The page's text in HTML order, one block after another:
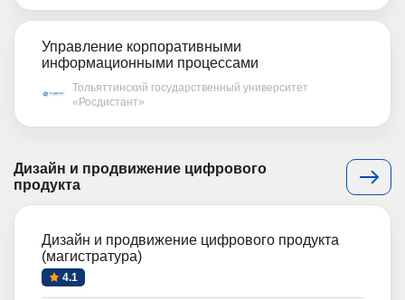
Управление корпоративными
информационными процессами
Тольяттинский государственный университет
«Росдистант»
Дизайн и продвижение цифрового
продукта
Дизайн и продвижение цифрового продукта
(магистратура)
4.1